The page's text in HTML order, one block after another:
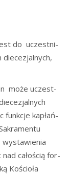
do uczest­ni­
die­ce­zjal­nych,
może uczest­
funk­cje kapłań­
wysta­wie­nia
cało­ścią for­
Kościo­ła